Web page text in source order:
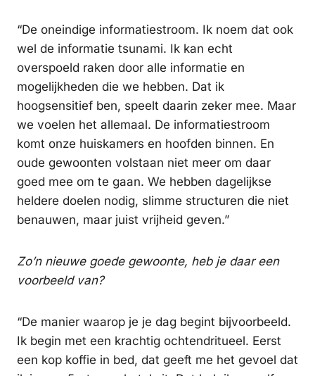
“De oneindige informatiestroom. Ik noem dat ook
wel de informatie tsunami. Ik kan echt
overspoeld raken door alle informatie en
mogelijkheden die we hebben. Dat ik
hoogsensitief ben, speelt daarin zeker mee. Maar
we voelen het allemaal. De informatiestroom
komt onze huiskamers en hoofden binnen. En
oude gewoonten volstaan niet meer om daar
goed mee om te gaan. We hebben dagelijkse
heldere doelen nodig, slimme structuren die niet
benauwen, maar juist vrijheid geven.”
Zo’n nieuwe goede gewoonte, heb je daar een
voorbeeld van?
“De manier waarop je je dag begint bijvoorbeeld.
Ik begin met een krachtig ochtendritueel. Eerst
een kop koffie in bed, dat geeft me het gevoel dat